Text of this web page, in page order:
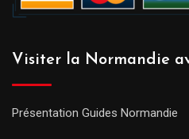
Visiter la Normandie
Présentation Guides Normandie